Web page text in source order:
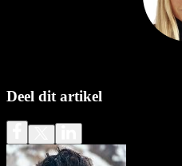
Deel dit artikel